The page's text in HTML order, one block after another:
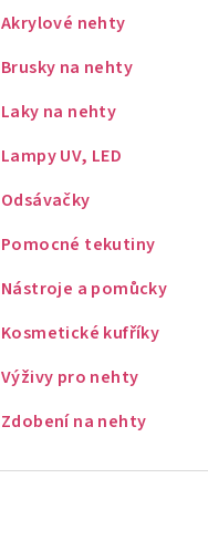
Akrylové nehty
Brusky na nehty
Laky na nehty
Lampy UV, LED
Odsávačky
Pomocné tekutiny
Nástroje a pomůcky
Kosmetické kufříky
Výživy pro nehty
Zdobení na nehty